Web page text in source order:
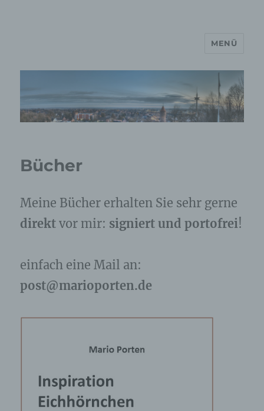
MP Mario Porten Beratung
Training Coaching
MENÜ
Bücher
Meine Bücher erhalten Sie sehr gerne
direktvor mir: signiert und portofrei!
einfach eine Mail an:
post@marioporten.de